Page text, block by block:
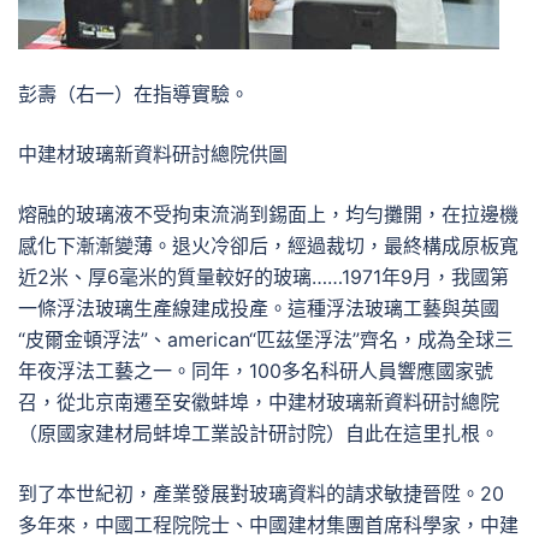
彭壽（右一）在指導實驗。
中建材玻璃新資料研討總院供圖
熔融的玻璃液不受拘束流淌到錫面上，均勻攤開，在拉邊機
感化下漸漸變薄。退火冷卻后，經過裁切，最終構成原板寬
近2米、厚6毫米的質量較好的玻璃……1971年9月，我國第
一條浮法玻璃生產線建成投產。這種浮法玻璃工藝與英國
“皮爾金頓浮法”、american“匹茲堡浮法”齊名，成為全球三
年夜浮法工藝之一。同年，100多名科研人員響應國家號
召，從北京南遷至安徽蚌埠，中建材玻璃新資料研討總院
（原國家建材局蚌埠工業設計研討院）自此在這里扎根。
到了本世紀初，產業發展對玻璃資料的請求敏捷晉陞。20
多年來，中國工程院院士、中國建材集團首席科學家，中建